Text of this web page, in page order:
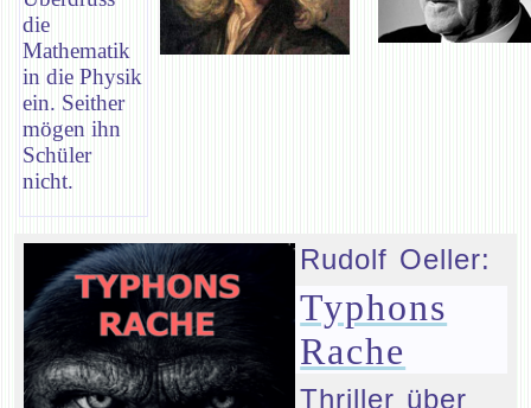
die
Mathematik
in die Physik
ein. Seither
mögen ihn
Schüler
nicht.
Rudolf Oeller:
Typhons
Rache
Thriller über